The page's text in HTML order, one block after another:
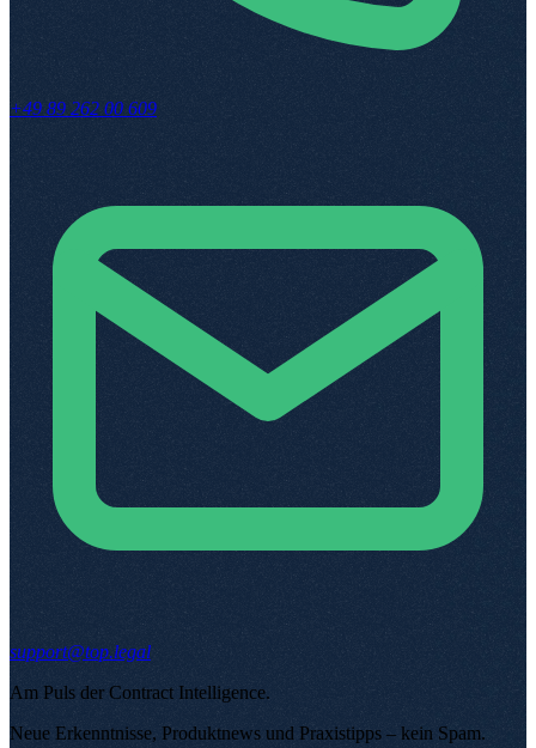
+49 89 262 00 609
support@top.legal
Am Puls der Contract Intelligence.
Neue Erkenntnisse, Produktnews und Praxistipps – kein Spam.